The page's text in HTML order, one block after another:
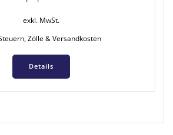
exkl. MwSt.
Zölle & Versandkosten
Details